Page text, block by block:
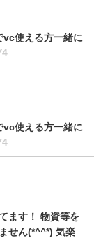
使える方一緒に
使える方一緒に
ます！ 物資等を
せん(*^^*) 気楽